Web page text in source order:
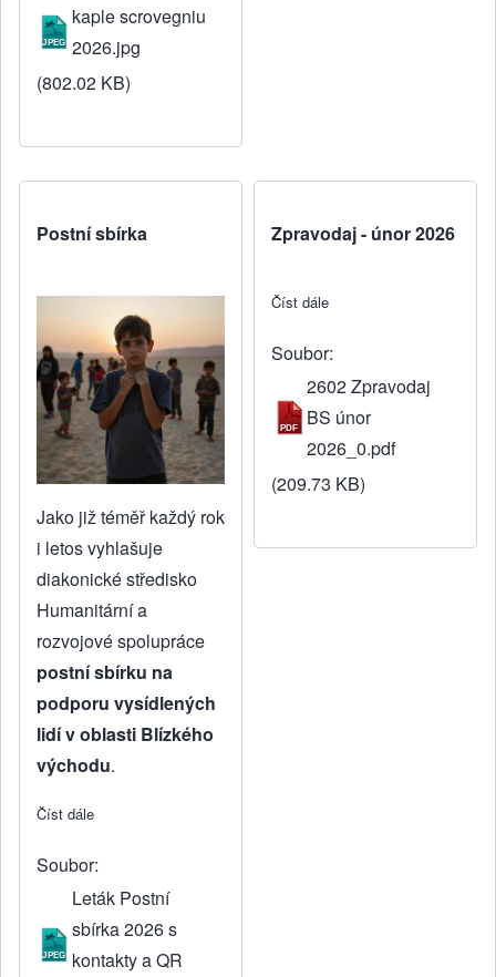
kaple scrovegniu
2026.jpg
(802.02 KB)
Postní sbírka
Jako již téměř každý rok
i letos vyhlašuje
diakonické středisko
Humanitární a
rozvojové spolupráce
postní sbírku na
podporu vysídlených
lidí v oblasti Blízkého
východu.
Číst dále
Soubor
Leták Postní
sbírka 2026 s
kontakty a QR
Zpravodaj - únor 2026
Číst dále
Soubor
2602 Zpravodaj
BS únor
2026_0.pdf
(209.73 KB)